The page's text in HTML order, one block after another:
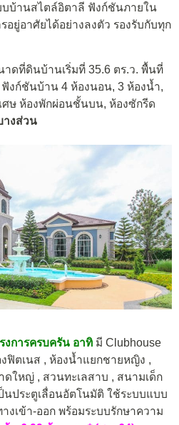
บ้านสไตล์อิตาลี ฟังก์ชันภายใน
ยู่อาศัยได้อย่างลงตัว รองรับกับทุก
ดที่ดินบ้านเริ่มที่ 35.6 ตร.ว. พื้นที่
ฟังก์ชันบ้าน 4 ห้องนอน, 3 ห้องน้ำ,
ษ ห้องพักผ่อนชั้นบน, ห้องซักรีด
างส่วน
งการครบครัน อาทิ มี Clubhouse
ฟิตเนส , ห้องน้ำแยกชายหญิง ,
ใหญ่ , สวนทะเลสาบ , สนามเด็ก
นประตูเลื่อนอัตโนมัติ ใช้ระบบแบบ
งเข้า-ออก พร้อมระบบรักษาความ